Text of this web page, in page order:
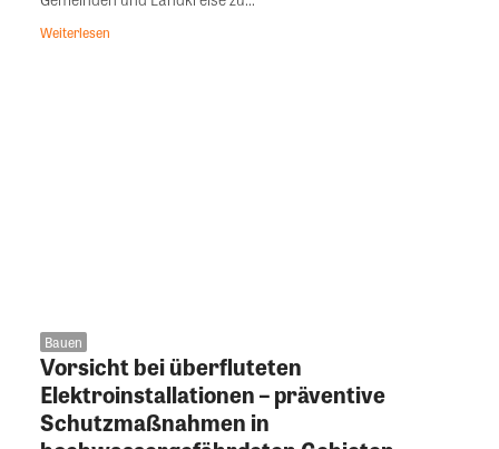
Weiterlesen
Bauen
Vorsicht bei überfluteten
Elektroinstallationen – präventive
Schutzmaßnahmen in